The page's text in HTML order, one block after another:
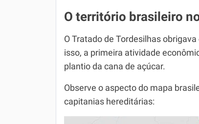
O território brasileiro
O Tratado de Tordesilhas
isso, a primeira atividade
plantio da cana de açúcar.
Observe o aspecto do mapa
capitanias hereditárias: